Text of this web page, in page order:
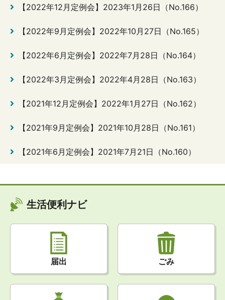
【2022年12月定例会】2023年1月26日（No.166）
【2022年9月定例会】2022年10月27日（No.165）
【2022年6月定例会】2022年7月28日（No.164）
【2022年3月定例会】2022年4月28日（No.163）
【2021年12月定例会】2022年1月27日（No.162）
【2021年9月定例会】2021年10月28日（No.161）
【2021年6月定例会】2021年7月21日（No.160）
生活便利ナビ
届出 ごみ